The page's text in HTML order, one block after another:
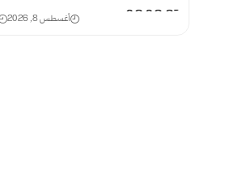
أغسطس 8, 2026